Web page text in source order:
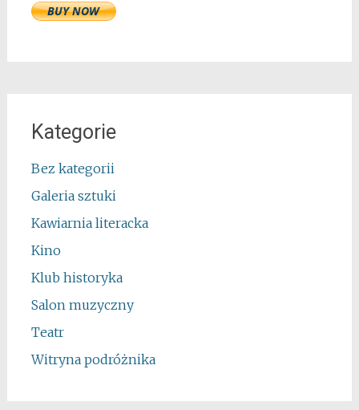
Kategorie
Bez kategorii
Galeria sztuki
Kawiarnia literacka
Kino
Klub historyka
Salon muzyczny
Teatr
Witryna podróżnika